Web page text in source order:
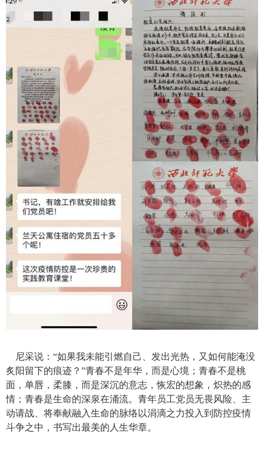
尼采说 ： “如果我未能引燃自己 发出光热 ， 又如何能淹没
炙阳留下的痕迹 ？ ”青春不是年华，而是心境；青春不是桃
面，单唇，柔膝，而是深沉的意志，恢宏的想象，炽热的感
情；青春是生命的深泉在涌流。 青年员工党员无畏风险、主
动请战
将奉献融入生命的脉络以涓滴之力投入到防控疫情
斗争之中 ， 书写出最美的人生华章。